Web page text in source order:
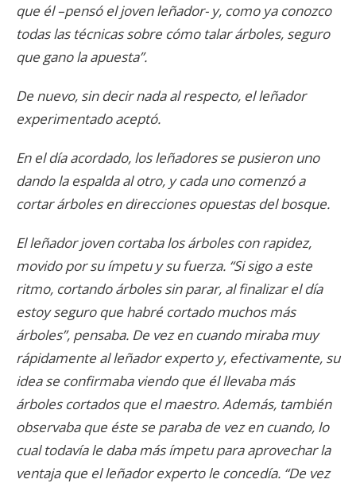
que él –pensó el joven leñador- y, como ya conozco
todas las técnicas sobre cómo talar árboles, seguro
que gano la apuesta”.
De nuevo, sin decir nada al respecto, el leñador
experimentado aceptó.
En el día acordado, los leñadores se pusieron uno
dando la espalda al otro, y cada uno comenzó a
cortar árboles en direcciones opuestas del bosque.
El leñador joven cortaba los árboles con rapidez,
movido por su ímpetu y su fuerza. “Si sigo a este
ritmo, cortando árboles sin parar, al finalizar el día
estoy seguro que habré cortado muchos más
árboles”, pensaba. De vez en cuando miraba muy
rápidamente al leñador experto y, efectivamente, su
idea se confirmaba viendo que él llevaba más
árboles cortados que el maestro. Además, también
observaba que éste se paraba de vez en cuando, lo
cual todavía le daba más ímpetu para aprovechar la
ventaja que el leñador experto le concedía. “De vez